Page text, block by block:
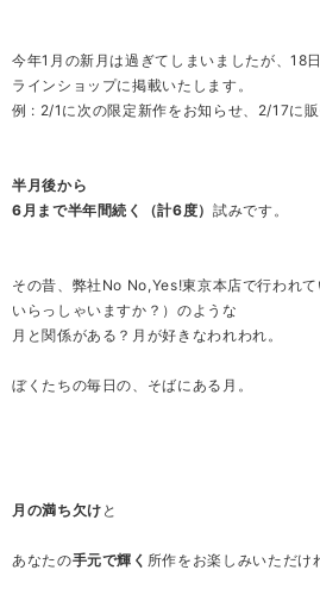
今年1月の新月は過ぎてしまいましたが、18
ラインショップに掲載いたします。
例 : 2/1に次の限定新作をお知らせ、2/17に
半月後から
6月まで半年間続く（計6度） 試みです。
その昔、弊社No No,Yes!東京本店で行われて
いらっしゃいますか？）のような
月と関係がある？月が好きなわれわれ。
ぼくたちの毎日の、そばにある月。
月の満ち欠け と
あなたの手元で輝く 所作をお楽しみいただけ